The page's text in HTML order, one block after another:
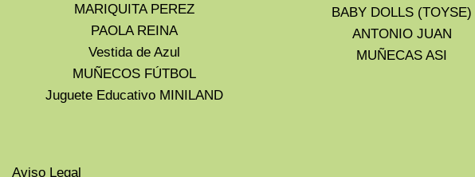
MARIQUITA PEREZ
PAOLA REINA
Vestida de Azul
MUÑECOS FÚTBOL
Juguete Educativo MINILAND
Aviso Legal
BABY DOLLS (TOYSE)
ANTONIO JUAN
MUÑECAS ASI